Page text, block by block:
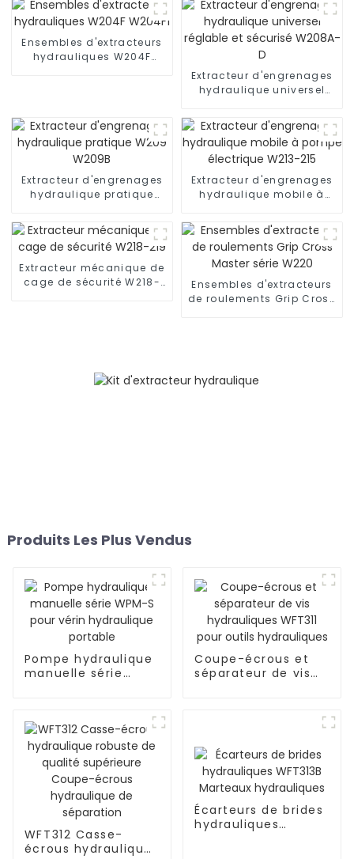
Ensembles d'extracteurs
hydrauliques W204F
Extracteur d'engrenages
hydraulique universel
W208A-D
Extracteur d'engrenages
hydraulique pratique
Extracteur d'engrenages
hydraulique mobile à
215
Extracteur mécanique de
cage de sécurité W218-
Ensembles d'extracteurs
de roulements Grip Cross
Produits Les Plus Vendus
Pompe hydraulique
manuelle série
Coupe-écrous et
séparateur de vis
WFT312 Casse-
écrous hydraulique
Écarteurs de brides
hydrauliques